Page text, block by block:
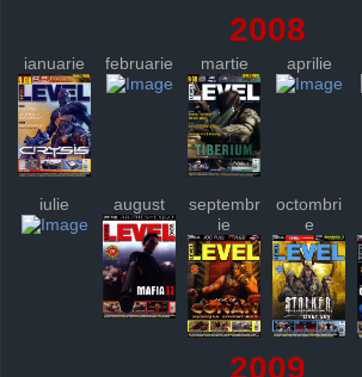
2008
ianuarie februarie martie aprilie
iulie august
septembr
ie
octombri
e
2009